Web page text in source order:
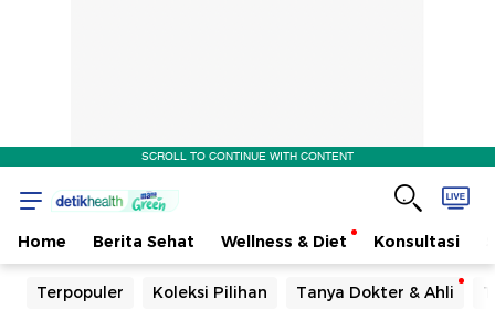
SCROLL TO CONTINUE WITH CONTENT
Home Berita Sehat Wellness & Diet Konsultasi
Terpopuler Koleksi Pilihan Tanya Dokter & Ahli